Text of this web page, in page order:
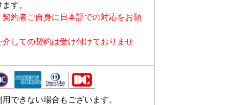
す。
約者ご自身に日本語での対応をお願
しての契約は受け付けておりませ
できない場合もございます。